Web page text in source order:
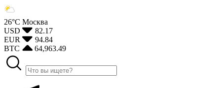
26°С Москва
USD
82.17
EUR
94.84
BTC
64,963.49